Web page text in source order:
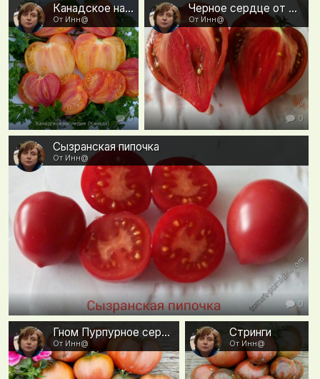
Канадское наследие или Канада
От Инн@
0
Черное сердце от Борисовны
От Инн@
0
Сызранская пипочка
От Инн@
0
Гном Пурпурное сердце
От Инн@
Стринги
От Инн@